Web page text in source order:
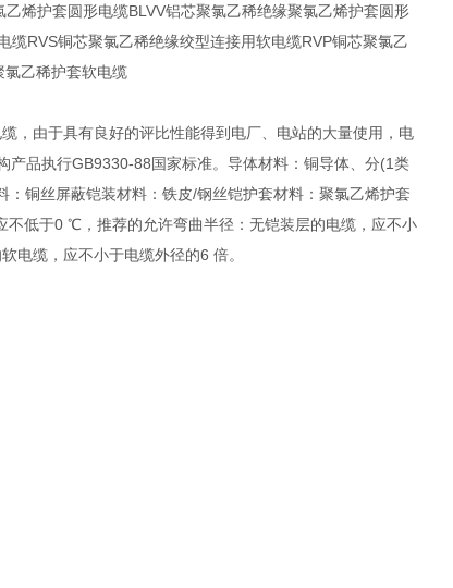
烯护套圆形电缆BLVV铝芯聚氯乙稀绝缘聚氯乙烯护套圆形
RVS铜芯聚氯乙稀绝缘绞型连接用软电缆RVP铜芯聚氯乙
乙稀护套软电缆
，由于具有良好的评比性能得到电厂、电站的大量使用，电
品执行GB9330-88国家标准。导体材料：铜导体、分(1类
铜丝屏蔽铠装材料：铁皮/钢丝铠护套材料：聚氯乙烯护套
低于0 ℃，推荐的允许弯曲半径：无铠装层的电缆，应不小
电缆，应不小于电缆外径的6 倍。